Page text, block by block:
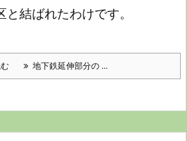
結ばれたわけです。
地下鉄延伸部分の ...